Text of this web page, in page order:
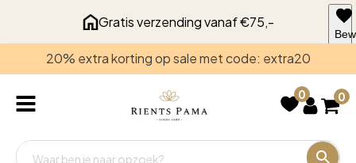
Gratis verzending vanaf €75,-
20% extra korting op sale met code: extra20
0 0
voor